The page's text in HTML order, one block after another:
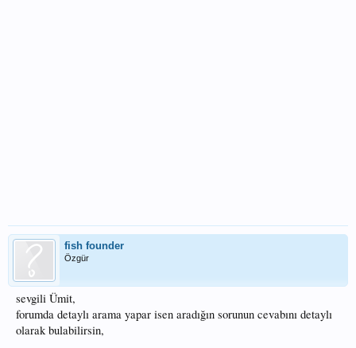
fish founder
Özgür
sevgili Ümit,
forumda detaylı arama yapar isen aradığın sorunun cevabını detaylı
olarak bulabilirsin,